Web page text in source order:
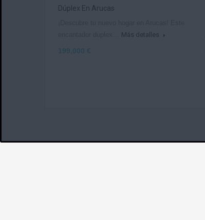
Dúplex En Arucas
Más detalles
199,000 €